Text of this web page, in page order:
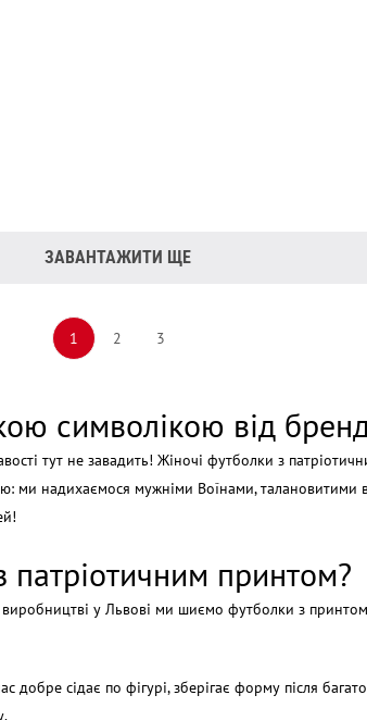
ЗАВАНТАЖИТИ ЩЕ
1 2 3
символікою від
тут не завадить! Жіночі футболки з
ми надихаємося мужніми Воїнами,
принтом?
у Львові ми шиємо футболки з
сідає по фігурі, зберігає форму після